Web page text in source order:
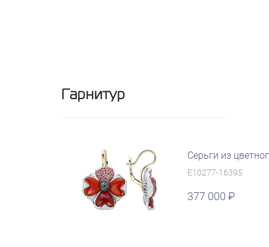
Гарнитур
Серьги из
E10277-16395
377 000